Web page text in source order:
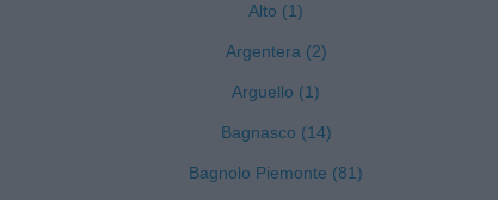
Alto (1)
Argentera (2)
Arguello (1)
Bagnasco (14)
Bagnolo Piemonte (81)